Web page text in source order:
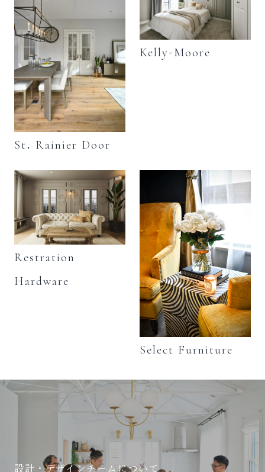
St. Rainier Door
Kelly-Moore
Restration
Hardware
Select Furniture
設計・デザインチームについて